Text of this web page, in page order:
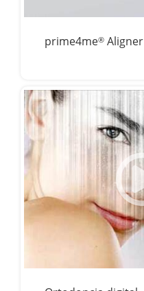
prime4me® Aligner